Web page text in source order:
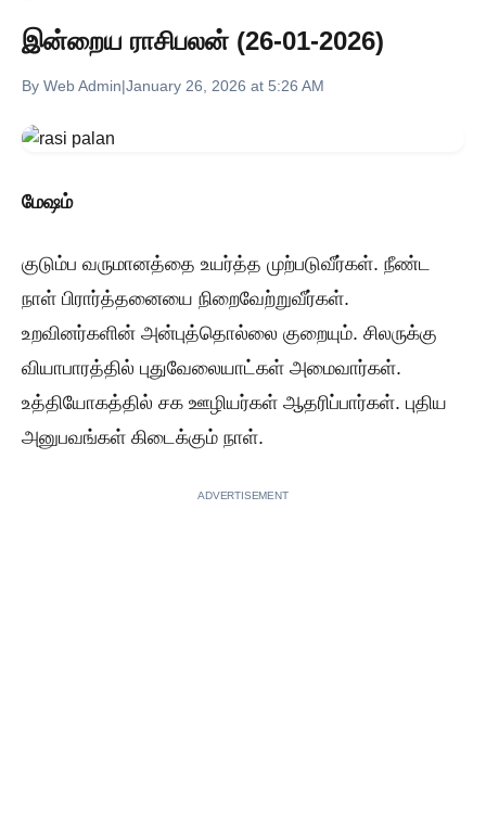
இன்றைய ராசிபலன் (26-01-2026)
By Web Admin|January 26, 2026 at 5:26 AM
மேஷம்
குடும்ப வருமானத்தை உயர்த்த முற்படுவீர்கள். நீண்ட
நாள் பிரார்த்தனையை நிறைவேற்றுவீர்கள்.
உறவினர்களின் அன்புத்தொல்லை குறையும். சிலருக்கு
வியாபாரத்தில் புதுவேலையாட்கள் அமைவார்கள்.
உத்தியோகத்தில் சக ஊழியர்கள் ஆதரிப்பார்கள். புதிய
அனுபவங்கள் கிடைக்கும் நாள்.
ADVERTISEMENT